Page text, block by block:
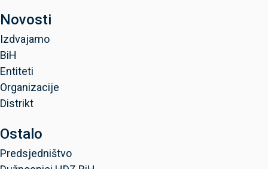
Novosti
Izdvajamo
BiH
Entiteti
Organizacije
Distrikt
Ostalo
Predsjedništvo